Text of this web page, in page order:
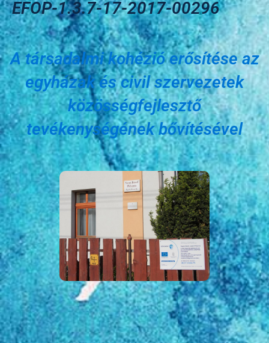
EFOP-1.3.7-17-2017-00296
A társadalmi kohézió erősítése az
egyházak és civil szervezetek
közösségfejlesztő
tevékenységének bővítésével